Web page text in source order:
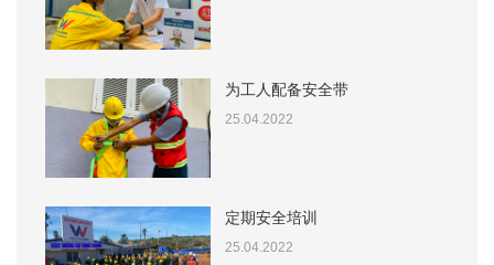
为工人配备安全带
25.04.2022
定期安全培训
25.04.2022